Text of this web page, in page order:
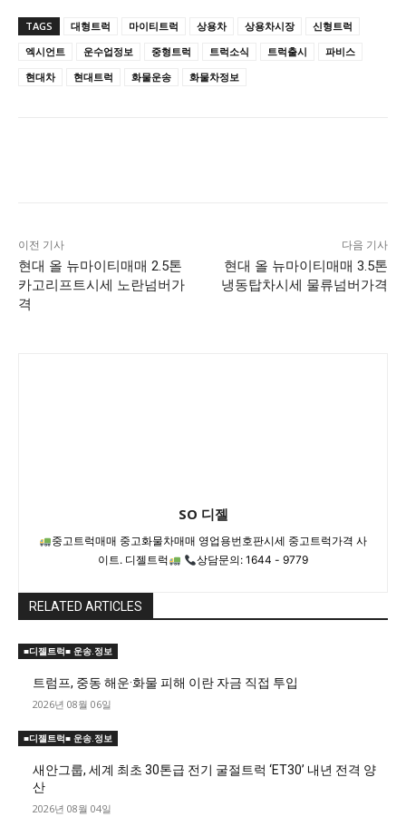
TAGS 대형트럭 마이티트럭 상용차 상용차시장
신형트럭
엑시언트
운수업정보 중형트럭 트럭소식 트럭출시
파비스
현대차
현대트럭 화물운송 화물차정보
이전 기사
현대 올 뉴마이티매매 2.5톤
카고리프트시세 노란넘버가
격
다음 기사
현대 올 뉴마이티매매 3.5톤
냉동탑차시세 물류넘버가격
SO 디젤
중고트럭매매 중고화물차매매 영업용번호판시세 중고트럭가격 사
이트. 디젤트럭
상담문의: 1644 - 9779
RELATED ARTICLES
■디젤트럭■ 운송.정보
트럼프, 중동 해운·화물 피해 이란 자금 직접 투입
2026년 08월 06일
■디젤트럭■ 운송.정보
새안그룹, 세계 최초 30톤급 전기 굴절트럭 ‘ET30’ 내년 전격 양
산
2026년 08월 04일